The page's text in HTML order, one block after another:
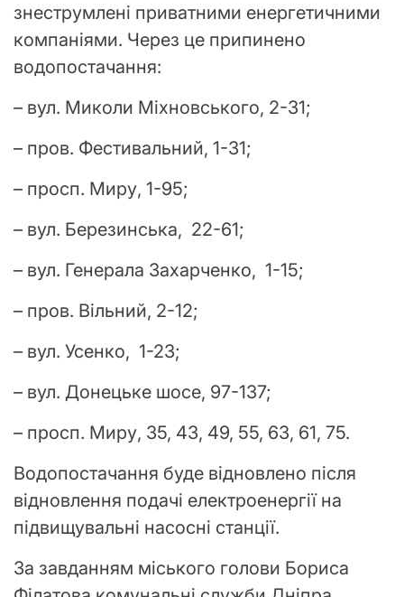
знеструмлені приватними енергетичними
компаніями. Через це припинено
водопостачання:
– вул. Миколи Міхновського, 2-31;
– пров. Фестивальний, 1-31;
– просп. Миру, 1-95;
– вул. Березинська, 22-61;
– вул. Генерала Захарченко, 1-15;
– пров. Вільний, 2-12;
– вул. Усенко, 1-23;
– вул. Донецьке шосе, 97-137;
– просп. Миру, 35, 43, 49, 55, 63, 61, 75.
Водопостачання буде відновлено після
відновлення подачі електроенергії на
підвищувальні насосні станції.
За завданням міського голови Бориса